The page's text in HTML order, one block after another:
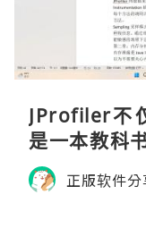
JProfiler不
是一本教科
M的内存模
理。通过直
正版软件分